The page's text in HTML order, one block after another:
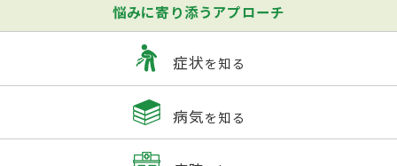
悩みに寄り添うアプローチ
症状を知る
病気を知る